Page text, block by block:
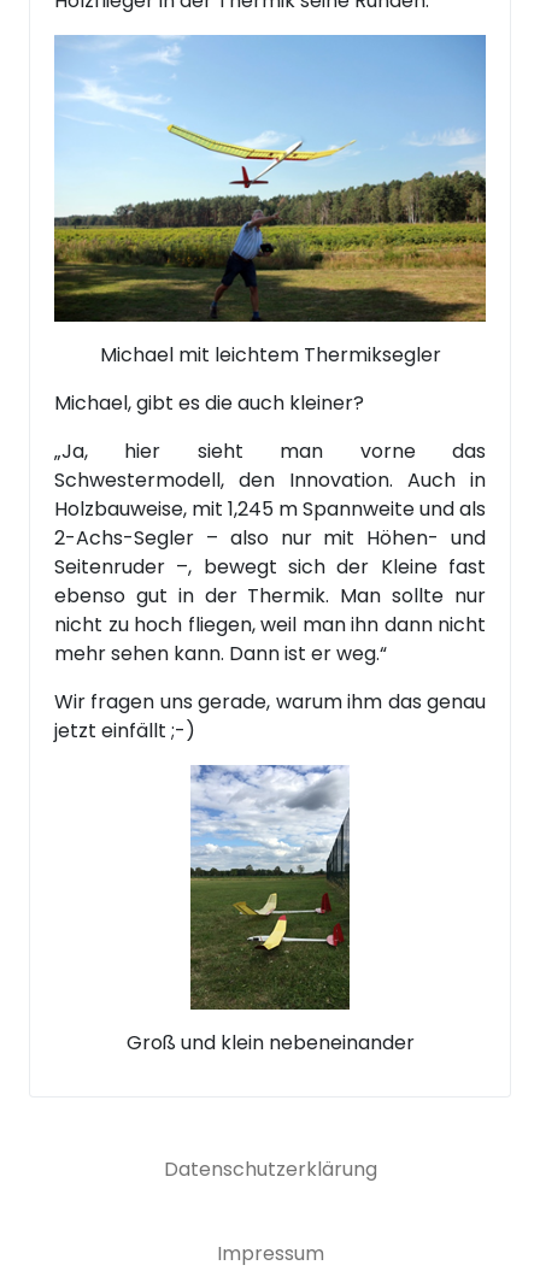
Michael mit leichtem Thermiksegler
Michael, gibt es die auch kleiner?
„Ja, hier sieht man vorne das
Schwestermodell, den Innovation. Auch in
Holzbauweise, mit 1,245 m Spannweite und als
2-Achs-Segler – also nur mit Höhen- und
Seitenruder –, bewegt sich der Kleine fast
ebenso gut in der Thermik. Man sollte nur
nicht zu hoch fliegen, weil man ihn dann nicht
mehr sehen kann. Dann ist er weg.“
Wir fragen uns gerade, warum ihm das genau
jetzt einfällt ;-)
Groß und klein nebeneinander
Datenschutzerklärung
Impressum